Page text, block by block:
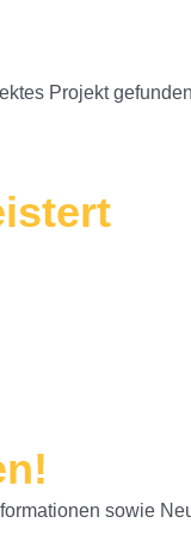
Projekt gefunden
sowie